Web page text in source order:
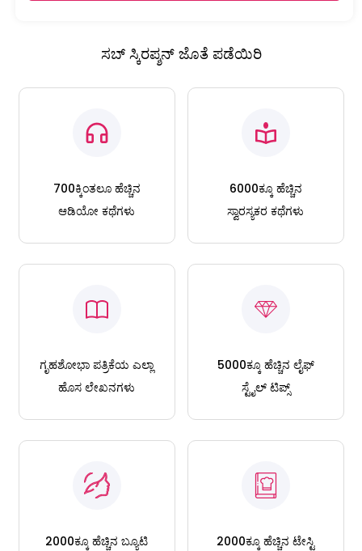
ಸಬ್ ಸ್ಕಿರಪ್ಶನ್ ಜೊತೆ ಪಡೆಯಿರಿ
700ಕ್ಕಿಂತಲೂ ಹೆಚ್ಚಿನ
ಆಡಿಯೋ ಕಥೆಗಳು
6000ಕ್ಕೂ ಹೆಚ್ಚಿನ
ಸ್ವಾರಸ್ಯಕರ ಕಥೆಗಳು
ಗೃಹಶೋಭಾ ಪತ್ರಿಕೆಯ ಎಲ್ಲಾ
ಹೊಸ ಲೇಖನಗಳು
5000ಕ್ಕೂ ಹೆಚ್ಚಿನ ಲೈಫ್
ಸ್ಟೈಲ್ ಟಿಪ್ಸ್
2000ಕ್ಕೂ ಹೆಚ್ಚಿನ ಬ್ಯೂಟಿ
2000ಕ್ಕೂ ಹೆಚ್ಚಿನ ಟೇಸ್ಟಿ